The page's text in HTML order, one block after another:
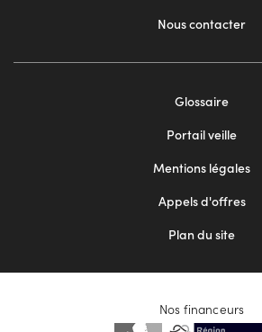
Nous contacter
Glossaire
Portail veille
Mentions légales
Appels d'offres
Plan du site
Nos financeurs